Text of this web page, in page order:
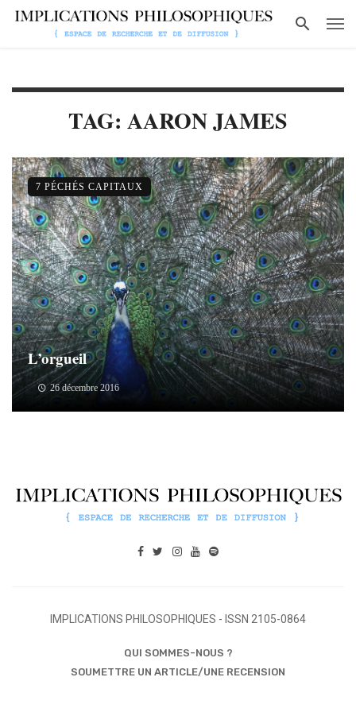
TAG: AARON JAMES
L’orgueil
26 décembre 2016
7 PÉCHÉS CAPITAUX
IMPLICATIONS PHILOSOPHIQUES - ISSN 2105-0864
QUI SOMMES-NOUS ?
SOUMETTRE UN ARTICLE/UNE RECENSION